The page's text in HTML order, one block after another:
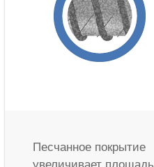
Песчанное покрытие